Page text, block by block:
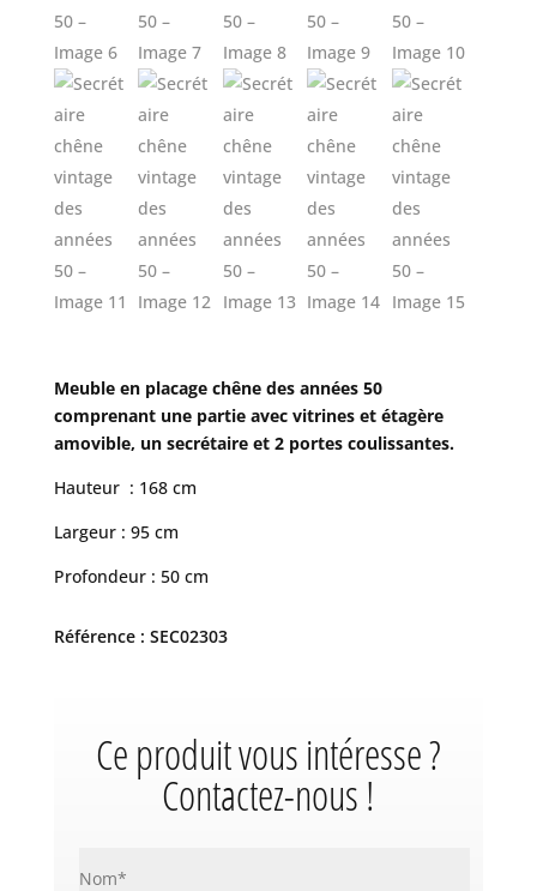
Meuble en placage chêne des années 50
comprenant une partie avec vitrines et étagère
amovible, un secrétaire et 2 portes coulissantes.
Hauteur : 168 cm
Largeur : 95 cm
Profondeur : 50 cm
Référence : SEC02303
Ce produit vous intéresse ?
Contactez-nous !